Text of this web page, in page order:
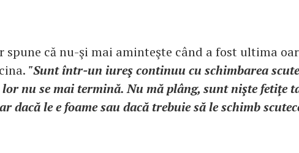
spune că nu-şi mai aminteşte când a fost ultima
"Sunt într-un iureş continuu cu schimbarea
nu se mai termină. Nu mă plâng, sunt nişte fetiţe
dacă le e foame sau dacă trebuie să le schimb